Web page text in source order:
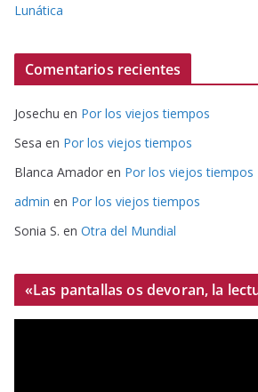
Lunática
Comentarios recientes
Josechu en Por los viejos tiempos
Sesa en Por los viejos tiempos
Blanca Amador en Por los viejos tiempos
admin en Por los viejos tiempos
Sonia S. en Otra del Mundial
«Las pantallas os devoran, la